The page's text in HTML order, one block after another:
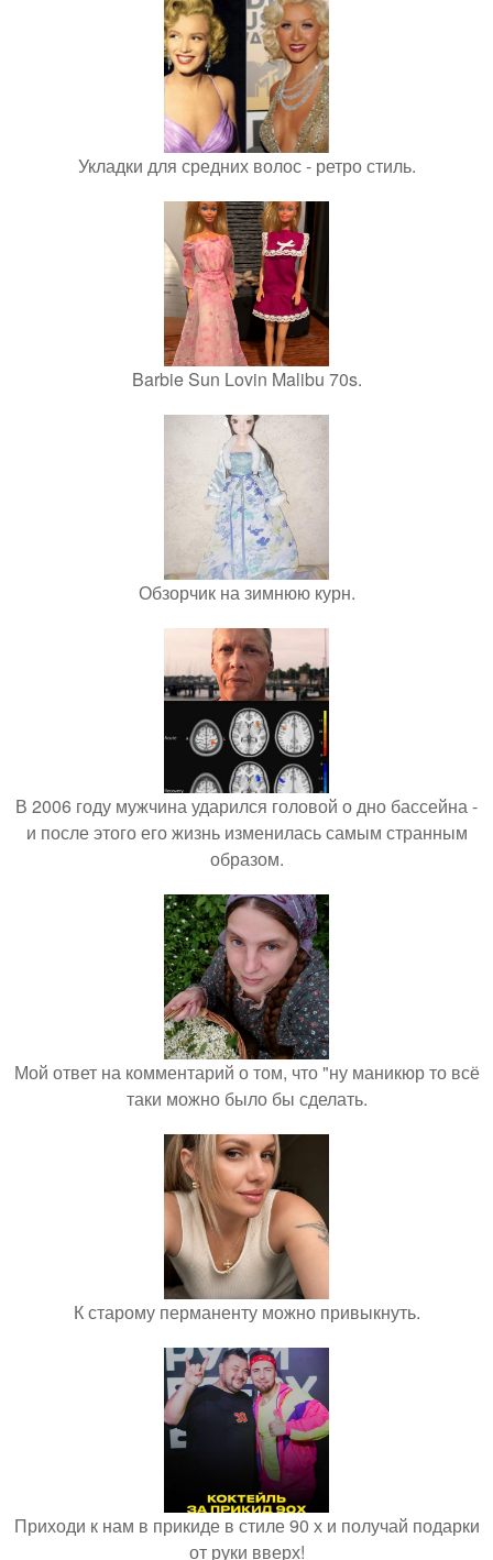
Укладки для средних волос - ретро стиль.
Barbie Sun Lovin Malibu 70s.
Обзорчик на зимнюю курн.
В 2006 году мужчина ударился головой о дно бассейна -
и после этого его жизнь изменилась самым странным
образом.
Мой ответ на комментарий о том, что "ну маникюр то всё
таки можно было бы сделать.
К старому перманенту можно привыкнуть.
Приходи к нам в прикиде в стиле 90 х и получай подарки
от руки вверх!